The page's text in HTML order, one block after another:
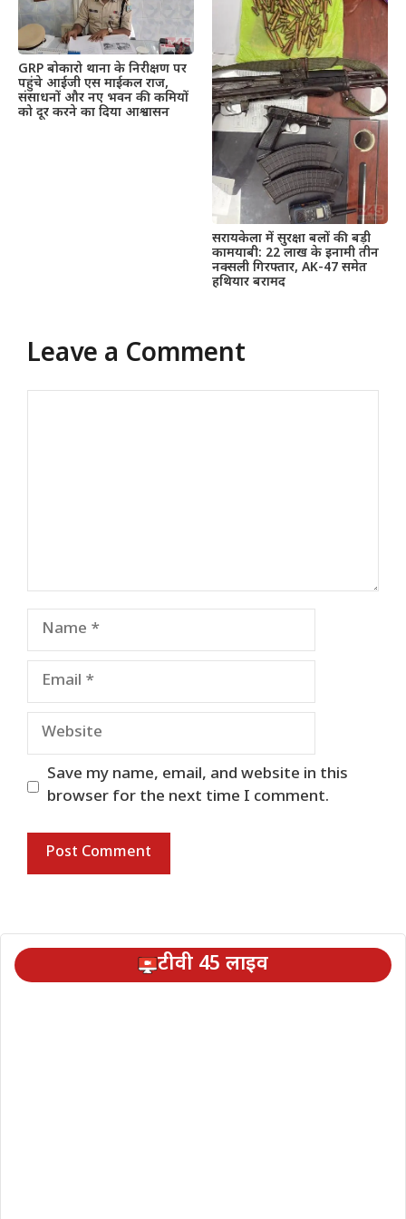
GRP बोकारो थाना के निरीक्षण पर
पहुंचे आईजी एस माईकल राज,
संसाधनों और नए भवन की कमियों
को दूर करने का दिया आश्वासन
सरायकेला में सुरक्षा बलों की बड़ी
कामयाबी: 22 लाख के इनामी तीन
नक्सली गिरफ्तार, AK-47 समेत
हथियार बरामद
Leave a Comment
Name
Email
Website
Save my name, email, and website in this
browser for the next time I comment.
टीवी 45 लाइव